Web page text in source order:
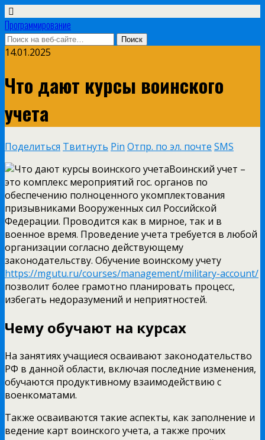
Программирование
14.01.2025
Что дают курсы воинского
учета
Поделиться Твитнуть Pin Отпр. по эл. почте SMS
Воинский учет –
это комплекс мероприятий гос. органов по
обеспечению полноценного укомплектования
призывниками Вооруженных сил Российской
Федерации. Проводится как в мирное, так и в
военное время. Проведение учета требуется в любой
организации согласно действующему
законодательству. Обучение воинскому учету
https://mgutu.ru/courses/management/military-account/
позволит более грамотно планировать процесс,
избегать недоразумений и неприятностей.
Чему обучают на курсах
На занятиях учащиеся осваивают законодательство
РФ в данной области, включая последние изменения,
обучаются продуктивному взаимодействию с
военкоматами.
Также осваиваются такие аспекты, как заполнение и
ведение карт воинского учета, а также прочих